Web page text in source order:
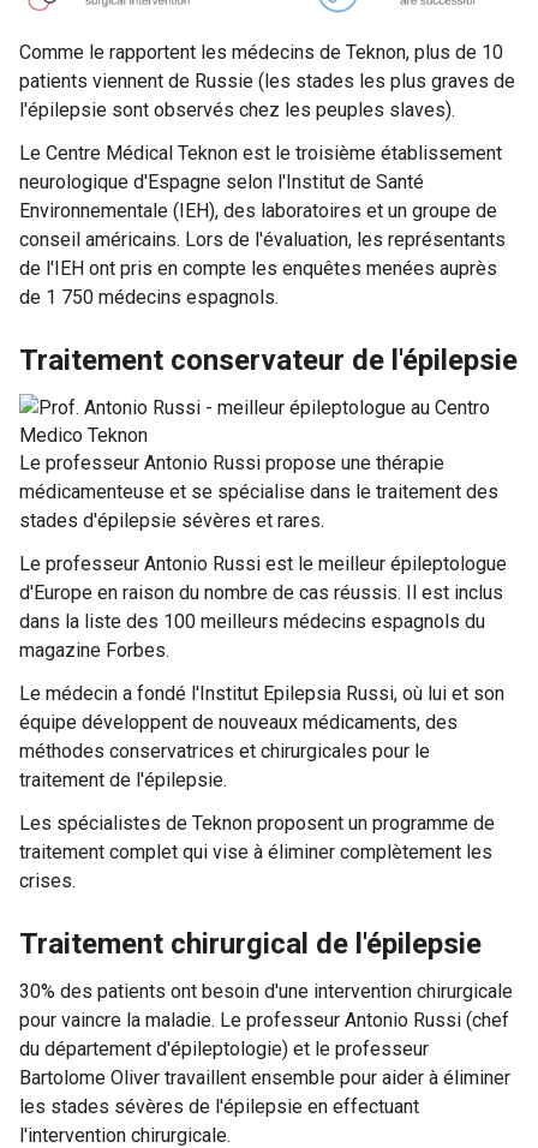
Comme le rapportent les médecins de Teknon, plus de 10
patients viennent de Russie (les stades les plus graves de
l'épilepsie sont observés chez les peuples slaves).
Le Centre Médical Teknon est le troisième établissement
neurologique d'Espagne selon l'Institut de Santé
Environnementale (IEH), des laboratoires et un groupe de
conseil américains. Lors de l'évaluation, les représentants
de l'IEH ont pris en compte les enquêtes menées auprès
de 1 750 médecins espagnols.
Traitement conservateur de l'épilepsie
Le professeur Antonio Russi propose une thérapie
médicamenteuse et se spécialise dans le traitement des
stades d'épilepsie sévères et rares.
Le professeur Antonio Russi est le meilleur épileptologue
d'Europe en raison du nombre de cas réussis. Il est inclus
dans la liste des 100 meilleurs médecins espagnols du
magazine Forbes.
Le médecin a fondé l'Institut Epilepsia Russi, où lui et son
équipe développent de nouveaux médicaments, des
méthodes conservatrices et chirurgicales pour le
traitement de l'épilepsie.
Les spécialistes de Teknon proposent un programme de
traitement complet qui vise à éliminer complètement les
crises.
Traitement chirurgical de l'épilepsie
30% des patients ont besoin d'une intervention chirurgicale
pour vaincre la maladie. Le professeur Antonio Russi (chef
du département d'épileptologie) et le professeur
Bartolome Oliver travaillent ensemble pour aider à éliminer
les stades sévères de l'épilepsie en effectuant
l'intervention chirurgicale.